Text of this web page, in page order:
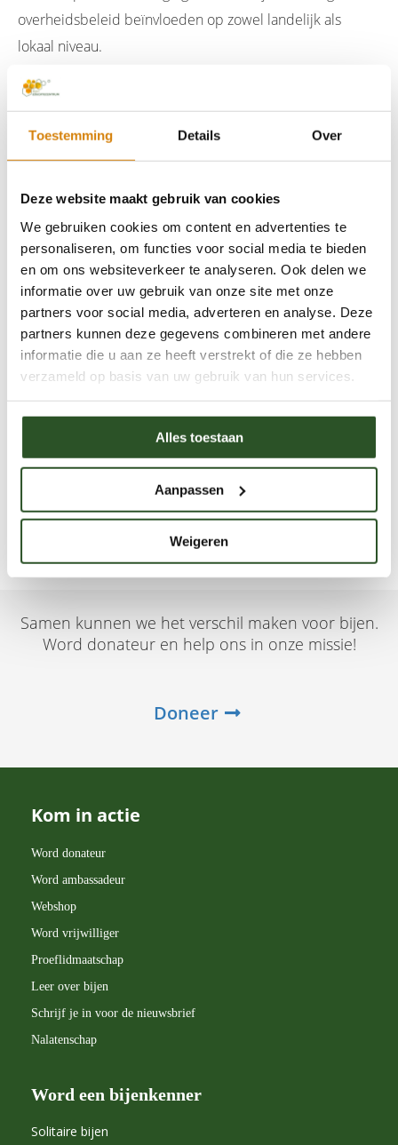
Toestemming Details Over
Deze website maakt gebruik van cookies
We gebruiken cookies om content en advertenties te
personaliseren, om functies voor social media te bieden
en om ons websiteverkeer te analyseren. Ook delen we
informatie over uw gebruik van onze site met onze
partners voor social media, adverteren en analyse. Deze
partners kunnen deze gegevens combineren met andere
informatie die u aan ze heeft verstrekt of die ze hebben
verzameld op basis van uw gebruik van hun services.
Alles toestaan
Aanpassen
Weigeren
overheidsbeleid beïnvloeden op zowel landelijk als
lokaal niveau.
nastreeft zijn:
stimulering van de verspreiding van drachtplanten en
Behalve het beïnvloeden van beleid is het zaak
te stimuleren
Een ander belangrijk doel is het
publiek ervan bewust te
maken dat bijen een essentiële rol spelen in de
voedselproductieen dat bijen een belangrijke indicator zijn
van een gezond leefmilieu. Ook dient het publiek te worden
geïnformeerd over de belangrijke bedreigingen die de (wilde)
bij treffen.
De Bijenstichting onderscheidt zich van de
imkerverenigingen door niet de belangen van de
bijenteelt (honingproductie) te behartigen, maar die van
Samen kunnen we het verschil maken voor bijen.
Word donateur en help ons in onze missie!
Doneer
Kom in actie
Word donateur
Word ambassadeur
Webshop
Word vrijwilliger
Proeflidmaatschap
Leer over bijen
Schrijf je in voor de nieuwsbrief
Nalatenschap
Word een bijenkenner
Solitaire bijen